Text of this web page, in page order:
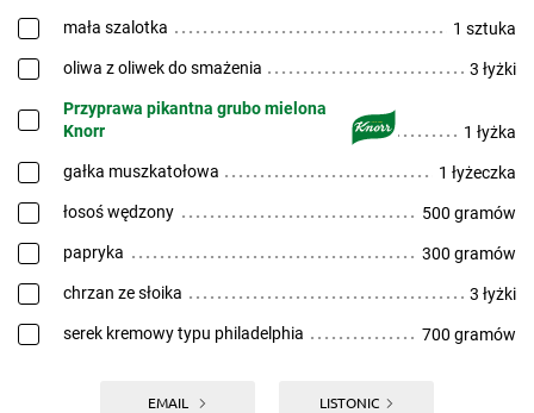
mała szalotka 1 sztuka
oliwa z oliwek do smażenia 3 łyżki
Przyprawa pikantna grubo mielona
Knorr
1 łyżka
gałka muszkatołowa 1 łyżeczka
łosoś wędzony 500 gramów
papryka 300 gramów
chrzan ze słoika 3 łyżki
serek kremowy typu philadelphia 700 gramów
EMAIL LISTONIC